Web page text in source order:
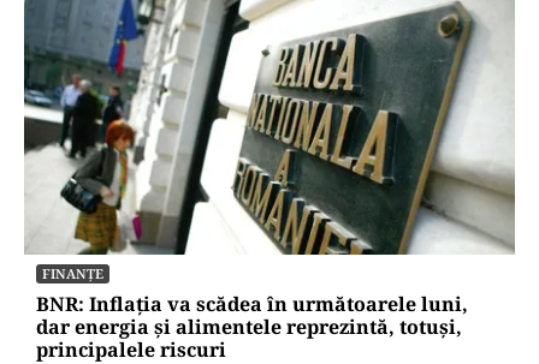
FINANȚE
BNR: Inflația va scădea în următoarele luni,
dar energia și alimentele reprezintă, totuși,
principalele riscuri